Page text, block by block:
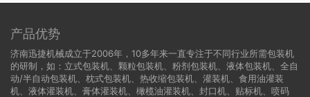
产品优势
济南迅捷机械成立于2006年，10多年来一直专注于不同行业所需包装机
的研制，如：立式包装机、颗粒包装机、粉剂包装机、液体包装机、全自
动/半自动包装机、枕式包装机、热收缩包装机、灌装机、食用油灌装
机、液体灌装机、膏体灌装机、橄榄油灌装机、封口机、贴标机、喷码